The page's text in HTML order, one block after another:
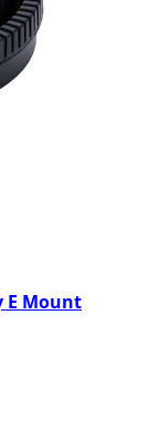
E Mount